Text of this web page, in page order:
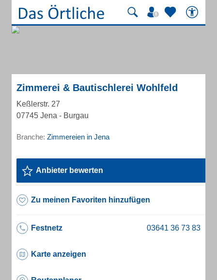
Zimmerei & Bautischlerei Wohlfeld
Keßlerstr. 27
07745 Jena - Burgau
Branche: Zimmereien in Jena
Anbieter bewerten
Zu meinen Favoriten hinzufügen
Festnetz
Karte anzeigen